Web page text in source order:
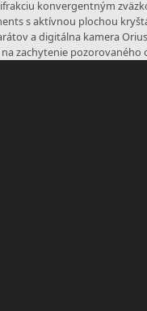
konvergentným
s aktívnou plochou
a digitálna kamera
zachytenie pozorovaného